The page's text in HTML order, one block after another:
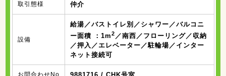
取引態様 仲介
設備
給湯／バストイレ別／シャワー／バルコニ
ー面積 ：1m2 ／南西／フローリング／収納
／押入／エレベーター／駐輪場／インター
ネット接続可
お問合わせNo